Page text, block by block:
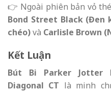
👉 Ngoài phiên bản vỏ
Bond Street Black (Đen
chéo)và Carlisle Brown
Kết Luận
Bút Bi Parker Jotter
Diagonal CT là minh